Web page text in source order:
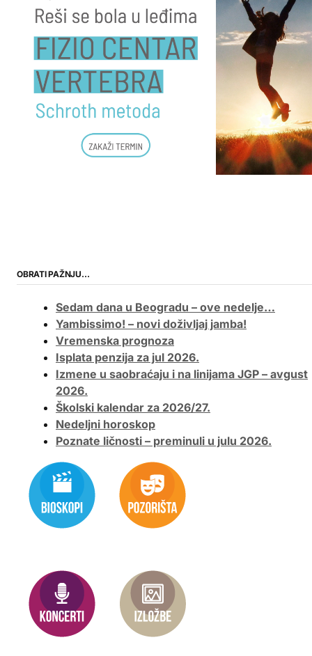
OBRATI PAŽNJU…
Sedam dana u Beogradu – ove nedelje…
Yambissimo! – novi doživljaj jamba!
Vremenska prognoza
Isplata penzija za jul 2026.
Izmene u saobraćaju i na linijama JGP – avgust
2026.
Školski kalendar za 2026/27.
Nedeljni horoskop
Poznate ličnosti – preminuli u julu 2026.